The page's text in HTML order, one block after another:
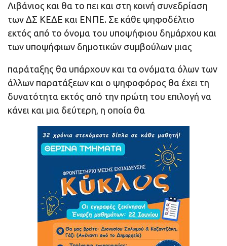
Λιβάνιος και θα το πει και στη κοινή συνεδρίαση
των ΔΣ ΚΕΔΕ και ΕΝΠΕ. Σε κάθε ψηφοδέλτιο
εκτός από το όνομα του υποψήφιου δημάρχου και
των υποψήφιων δημοτικών συμβούλων μιας
παράταξης θα υπάρχουν και τα ονόματα όλων των
άλλων παρατάξεων και ο ψηφοφόρος θα έχει τη
δυνατότητα εκτός από την πρώτη του επιλογή να
κάνει και μια δεύτερη, η οποία θα